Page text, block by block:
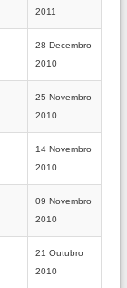
2011
28 Decembro
2010
25 Novembro
2010
14 Novembro
2010
09 Novembro
2010
21 Outubro
2010